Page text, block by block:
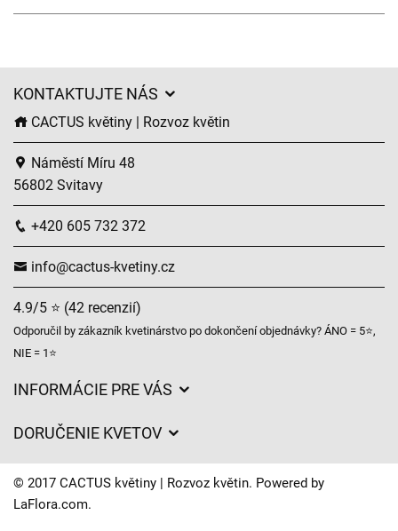
KONTAKTUJTE NÁS
CACTUS květiny | Rozvoz květin
Náměstí Míru 48
56802 Svitavy
+420 605 732 372
info@cactus-kvetiny.cz
4.9/5 ⭐ (42 recenzií)
Odporučil by zákazník kvetinárstvo po dokončení objednávky? ÁNO = 5⭐,
NIE = 1⭐
INFORMÁCIE PRE VÁS
Časy doručenia kvetov – prehľad možností
DORUČENIE KVETOV
Poplatky za doručenie
Kam doručujeme kvety
© 2017 CACTUS květiny | Rozvoz květin. Powered by
LaFlora.com.